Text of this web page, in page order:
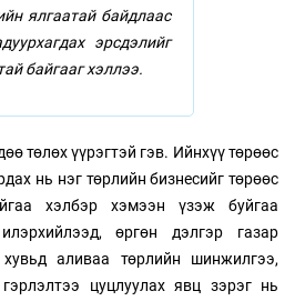
ялгаатай байдлаас
эрсдэлийг
байгааг хэллээ.
төлөх үүрэгтэй гэв. Ийнхүү төрөөс
нь нэг төрлийн бизнесийг төрөөс
хэлбэр хэмээн үзэж буйгаа
өргөн дэлгэр газар
аливаа төрлийн шинжилгээ,
цуцлуулах явц зэрэг нь